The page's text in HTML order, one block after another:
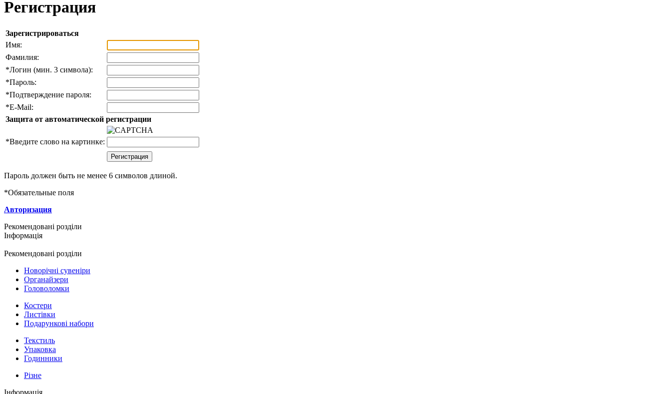
Регистрация
Зарегистрироваться
Имя:
Фамилия:
*Логин (мин. 3 символа):
*Пароль:
*Подтверждение пароля:
*E-Mail:
Защита от автоматической регистрации
*Введите слово на картинке:
Пароль должен быть не менее 6 символов длиной.
*Обязательные поля
Авторизация
Рекомендовані розділи
Інформація
Рекомендовані розділи
Новорічні сувеніри
Органайзери
Головоломки
Костери
Листівки
Подарункові набори
Текстиль
Упаковка
Годинники
Різне
Інформація